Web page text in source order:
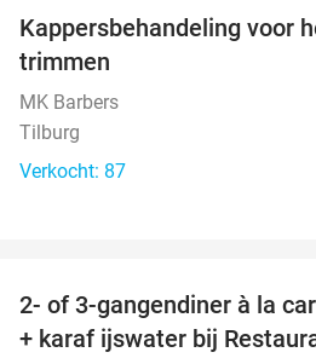
Kappersbehandeling voor
trimmen
MK Barbers
Tilburg
Verkocht: 87
2- of 3-gangendiner à la
+ karaf ijswater bij